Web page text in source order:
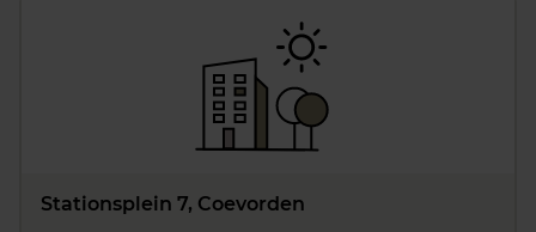
Stationsplein 7, Coevorden